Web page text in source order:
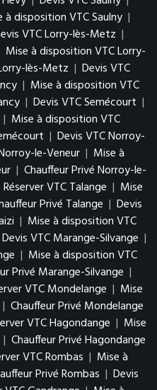
à disposition VTC Saulny |
VTC Lorry-lès-Metz |
Mise à disposition VTC Lorry-
lès-Metz | Devis VTC
| Mise à disposition VTC
| Devis VTC Semécourt |
| Mise à disposition VTC
| Devis VTC Norroy-
le-Veneur | Mise à
| Chauffeur Privé Norroy-le-
Réserver VTC Talange | Mise
Privé Talange | Devis
| Mise à disposition VTC
Devis VTC Marange-Silvange |
| Mise à disposition VTC
Privé Marange-Silvange |
VTC Mondelange | Mise
| Chauffeur Privé Mondelange
VTC Hagondange | Mise
| Chauffeur Privé Hagondange
VTC Rombas | Mise à
Privé Rombas | Devis